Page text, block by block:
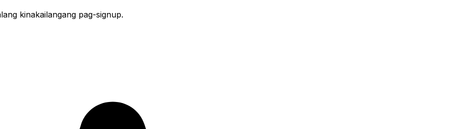
kinakailangang pag-signup.